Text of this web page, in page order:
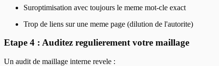
Suroptimisation avec toujours le meme mot-cle exact
Trop de liens sur une meme page (dilution de l'autorite)
Etape 4 : Auditez regulierement votre maillage
Un audit de maillage interne revele :